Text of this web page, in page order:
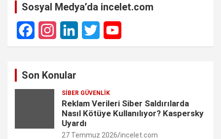
Sosyal Medya’da incelet.com
F
I
L
k
e
d
T
t
t
e
Y
T
u
b
Son Konular
SIBER GÜVENLIK
Reklam Verileri Siber Saldırılarda
Nasıl Kötüye Kullanılıyor? Kaspersky
Uyardı
27 Temmuz 2026 incelet.com